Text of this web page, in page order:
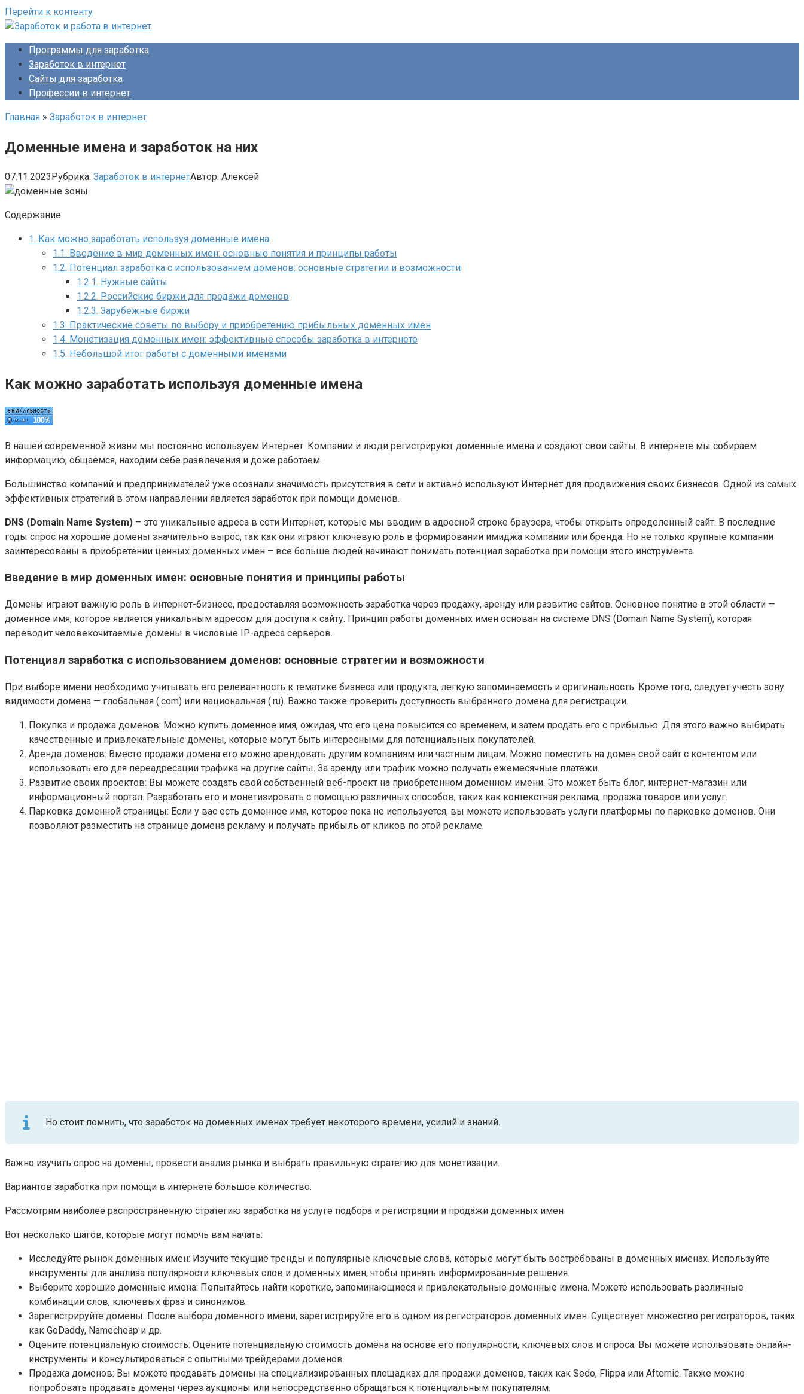
Перейти к контенту
Программы для заработка
Заработок в интернет
Сайты для заработка
Профессии в интернет
Главная » Заработок в интернет
Доменные имена и заработок на них
07.11.2023Рубрика: Заработок в интернетАвтор: Алексей
Содержание
1. Как можно заработать используя доменные имена
1.1. Введение в мир доменных имен: основные понятия и принципы работы
1.2. Потенциал заработка с использованием доменов: основные стратегии и возможности
1.2.1. Нужные сайты
1.2.2. Российские биржи для продажи доменов
1.2.3. Зарубежные биржи
1.3. Практические советы по выбору и приобретению прибыльных доменных имен
1.4. Монетизация доменных имен: эффективные способы заработка в интернете
1.5. Небольшой итог работы с доменными именами
Как можно заработать используя доменные имена
В нашей современной жизни мы постоянно используем Интернет. Компании и люди регистрируют доменные имена и создают свои сайты. В интернете мы собираем
информацию, общаемся, находим себе развлечения и доже работаем.
Большинство компаний и предпринимателей уже осознали значимость присутствия в сети и активно используют Интернет для продвижения своих бизнесов. Одной из самых
эффективных стратегий в этом направлении является заработок при помощи доменов.
DNS (Domain Name System) – это уникальные адреса в сети Интернет, которые мы вводим в адресной строке браузера, чтобы открыть определенный сайт. В последние
годы спрос на хорошие домены значительно вырос, так как они играют ключевую роль в формировании имиджа компании или бренда. Но не только крупные компании
заинтересованы в приобретении ценных доменных имен – все больше людей начинают понимать потенциал заработка при помощи этого инструмента.
Введение в мир доменных имен: основные понятия и принципы работы
Домены играют важную роль в интернет-бизнесе, предоставляя возможность заработка через продажу, аренду или развитие сайтов. Основное понятие в этой области —
доменное имя, которое является уникальным адресом для доступа к сайту. Принцип работы доменных имен основан на системе DNS (Domain Name System), которая
переводит человекочитаемые домены в числовые IP-адреса серверов.
Потенциал заработка с использованием доменов: основные стратегии и возможности
При выборе имени необходимо учитывать его релевантность к тематике бизнеса или продукта, легкую запоминаемость и оригинальность. Кроме того, следует учесть зону
видимости домена — глобальная (.com) или национальная (.ru). Важно также проверить доступность выбранного домена для регистрации.
Покупка и продажа доменов: Можно купить доменное имя, ожидая, что его цена повысится со временем, и затем продать его с прибылью. Для этого важно выбирать
качественные и привлекательные домены, которые могут быть интересными для потенциальных покупателей.
Аренда доменов: Вместо продажи домена его можно арендовать другим компаниям или частным лицам. Можно поместить на домен свой сайт с контентом или
использовать его для переадресации трафика на другие сайты. За аренду или трафик можно получать ежемесячные платежи.
Развитие своих проектов: Вы можете создать свой собственный веб-проект на приобретенном доменном имени. Это может быть блог, интернет-магазин или
информационный портал. Разработать его и монетизировать с помощью различных способов, таких как контекстная реклама, продажа товаров или услуг.
Парковка доменной страницы: Если у вас есть доменное имя, которое пока не используется, вы можете использовать услуги платформы по парковке доменов. Они
позволяют разместить на странице домена рекламу и получать прибыль от кликов по этой рекламе.
Но стоит помнить, что заработок на доменных именах требует некоторого времени, усилий и знаний.
Важно изучить спрос на домены, провести анализ рынка и выбрать правильную стратегию для монетизации.
Вариантов заработка при помощи в интернете большое количество.
Рассмотрим наиболее распространенную стратегию заработка на услуге подбора и регистрации и продажи доменных имен
Вот несколько шагов, которые могут помочь вам начать:
Исследуйте рынок доменных имен: Изучите текущие тренды и популярные ключевые слова, которые могут быть востребованы в доменных именах. Используйте
инструменты для анализа популярности ключевых слов и доменных имен, чтобы принять информированные решения.
Выберите хорошие доменные имена: Попытайтесь найти короткие, запоминающиеся и привлекательные доменные имена. Можете использовать различные
комбинации слов, ключевых фраз и синонимов.
Зарегистрируйте домены: После выбора доменного имени, зарегистрируйте его в одном из регистраторов доменных имен. Существует множество регистраторов, таких
как GoDaddy, Namecheap и др.
Оцените потенциальную стоимость: Оцените потенциальную стоимость домена на основе его популярности, ключевых слов и спроса. Вы можете использовать онлайн-
инструменты и консультироваться с опытными трейдерами доменов.
Продажа доменов: Вы можете продавать домены на специализированных площадках для продажи доменов, таких как Sedo, Flippa или Afternic. Также можно
попробовать продавать домены через аукционы или непосредственно обращаться к потенциальным покупателям.